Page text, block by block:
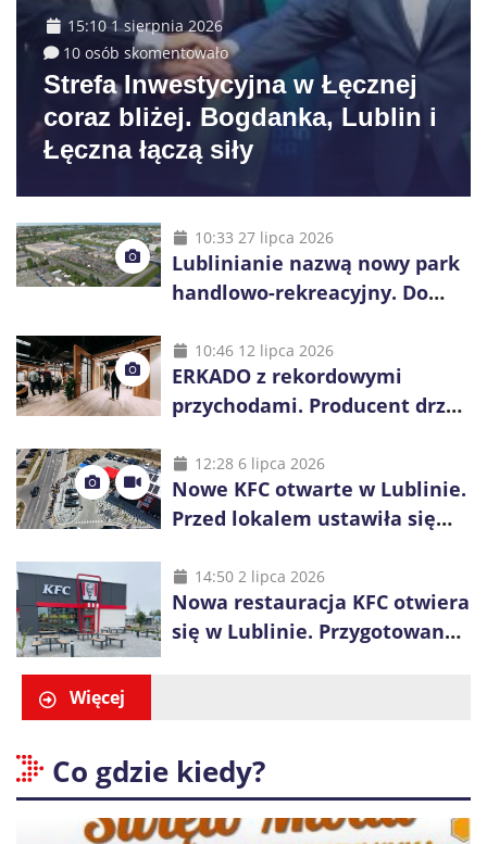
15:10 1 sierpnia 2026
10 osób skomentowało
Strefa Inwestycyjna w Łęcznej
coraz bliżej. Bogdanka, Lublin i
Łęczna łączą siły
10:33 27 lipca 2026
Lublinianie nazwą nowy park
handlowo-rekreacyjny. Do
10:46 12 lipca 2026
ERKADO z rekordowymi
przychodami. Producent drzwi
inwestycje
12:28 6 lipca 2026
Nowe KFC otwarte w Lublinie.
Przed lokalem ustawiła się
14:50 2 lipca 2026
Nowa restauracja KFC otwiera
się w Lublinie. Przygotowano
Więcej
Co gdzie kiedy?